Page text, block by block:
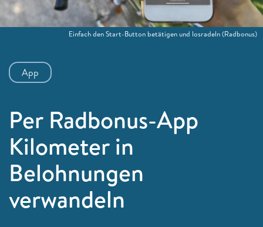
App
Per Radbonus-App
Kilometer in
Belohnungen
verwandeln
Einfach den Start-Button betätigen und losradeln(Radbonus)